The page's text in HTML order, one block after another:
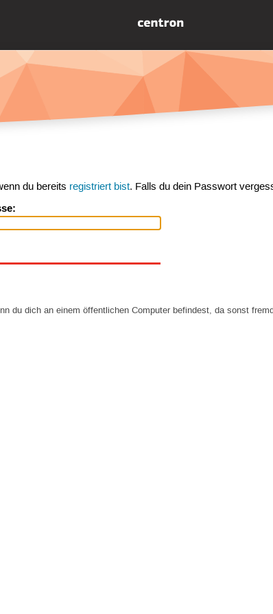
du bereits registriert bist. Falls du dein Passwort
du dich an einem öffentlichen Computer befindest, da sonst